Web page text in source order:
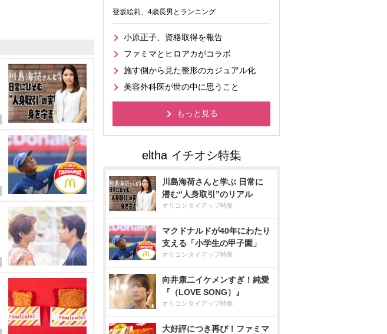
登坂絵莉、4歳長男とランニング
小原正子、資格取得を報告
ファミマとヒロアカがコラボ
施す側から見た整形のカジュアル化
美容外科医が世の中に思うこと
もっと見る
川島海荷さんと学ぶ 日常に
潜む“人身取引”のリアル
オリコンタイアップ特集
マクドナルドが40年にわたり
支える「小学生の甲子園」
オリコンタイアップ特集
向井康二イケメンすぎ！純愛
『（LOVE SONG）』
オリコンタイアップ特集
大好評につき再び！ファミマ